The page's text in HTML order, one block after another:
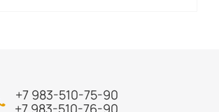
+7 983-510-75-90
+7 983-510-76-90